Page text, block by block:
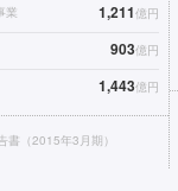
業 1,211億円
903億円
1,443億円
書（2015年3月期）